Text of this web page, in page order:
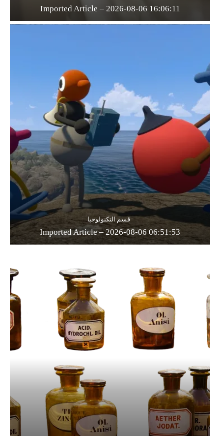
Imported Article – 2026-08-06 16:06:11
قسم التكنولوجيا
Imported Article – 2026-08-06 06:51:53